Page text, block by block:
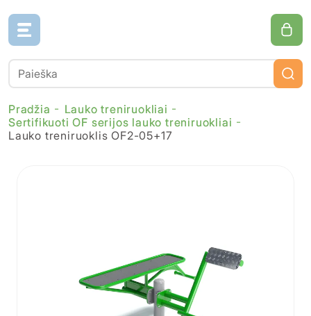
Pradžia
Lauko treniruokliai
Sertifikuoti OF serijos lauko treniruokliai
Lauko treniruoklis OF2-05+17